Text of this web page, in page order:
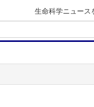
生命科学ニュース